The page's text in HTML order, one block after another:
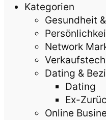
Kategorien
Gesundheit
Network
Dating &
Dating
Ex-
Online